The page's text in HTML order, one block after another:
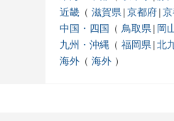
近畿
滋賀県 京都府
中国・四国
鳥取県 岡
九州・沖縄
福岡県 北
海外
海外